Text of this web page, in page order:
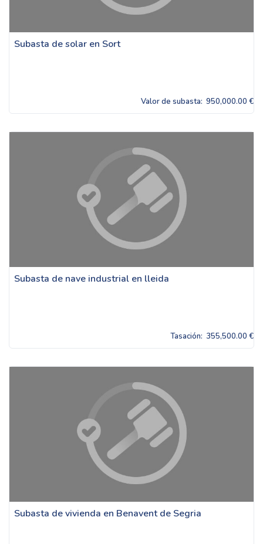
Subasta de solar en Sort
Valor de subasta: 950,000.00 €
Subasta de nave industrial en lleida
Tasación: 355,500.00 €
Subasta de vivienda en Benavent de Segria